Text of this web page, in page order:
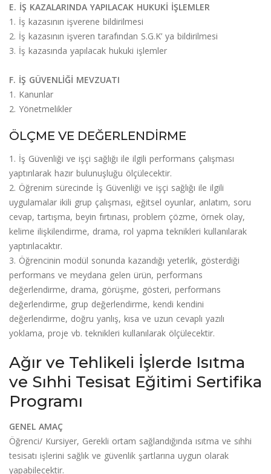
E. İŞ KAZALARINDA YAPILACAK HUKUKİ İŞLEMLER
1. İş kazasının işverene bildirilmesi
2. İş kazasının işveren tarafından S.G.K’ ya bildirilmesi
3. İş kazasında yapılacak hukuki işlemler
F. İŞ GÜVENLİĞİ MEVZUATI
1. Kanunlar
2. Yönetmelikler
ÖLÇME VE DEĞERLENDİRME
1. İş Güvenliği ve işçi sağlığı ile ilgili performans çalışması
yaptırılarak hazır bulunuşluğu ölçülecektir.
2. Öğrenim sürecinde İş Güvenliği ve işçi sağlığı ile ilgili
uygulamalar ikili grup çalışması, eğitsel oyunlar, anlatım, soru
cevap, tartışma, beyin fırtınası, problem çözme, örnek olay,
kelime ilişkilendirme, drama, rol yapma teknikleri kullanılarak
yaptırılacaktır.
3. Öğrencinin modül sonunda kazandığı yeterlik, gösterdiği
performans ve meydana gelen ürün, performans
değerlendirme, drama, görüşme, gösteri, performans
değerlendirme, grup değerlendirme, kendi kendini
değerlendirme, doğru yanlış, kısa ve uzun cevaplı yazılı
yoklama, proje vb. teknikleri kullanılarak ölçülecektir.
Ağır ve Tehlikeli İşlerde Isıtma
ve Sıhhi Tesisat Eğitimi Sertifika
Programı
GENEL AMAÇ
Öğrenci/ Kursiyer, Gerekli ortam sağlandığında ısıtma ve sıhhi
tesisatı işlerini sağlık ve güvenlik şartlarına uygun olarak
yapabilecektir.